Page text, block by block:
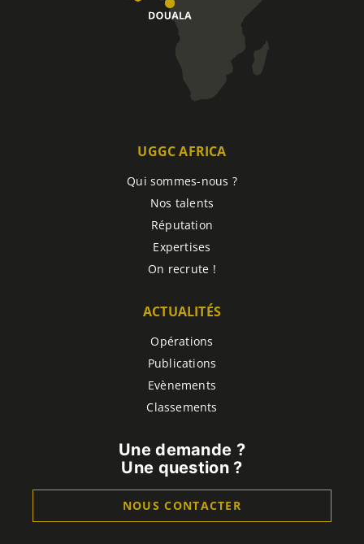
UGGC AFRICA
Qui sommes-nous ?
Nos talents
Réputation
Expertises
On recrute !
ACTUALITÉS
Opérations
Publications
Evènements
Classements
Une demande ?
Une question ?
NOUS CONTACTER